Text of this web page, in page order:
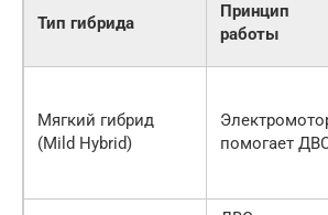
Тип гибрида
Принцип
работы
Мягкий гибрид
(Mild Hybrid)
помогает